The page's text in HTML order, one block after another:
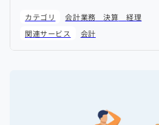
カテゴリ 会計業務 決算
経理
関連サービス
会計